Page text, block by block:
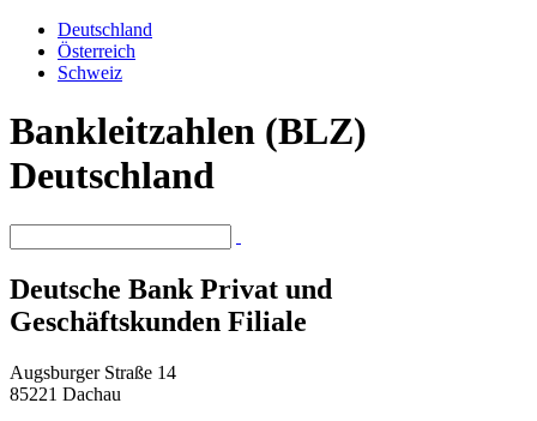
Deutschland
Österreich
Schweiz
Bankleitzahlen (BLZ)
Deutschland
Deutsche Bank Privat und
Geschäftskunden Filiale
Augsburger Straße 14
85221 Dachau